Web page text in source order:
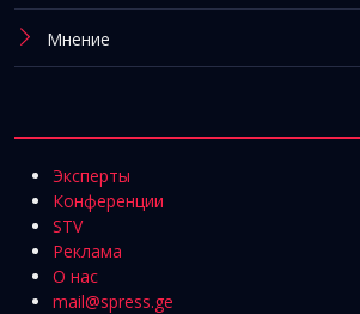
Мнение
Эксперты
Конференции
STV
Реклама
О нас
mail@spress.ge